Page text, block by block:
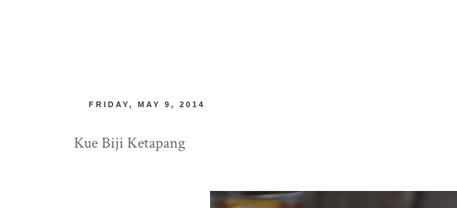
FRIDAY, MAY 9, 2014
Kue Biji Ketapang